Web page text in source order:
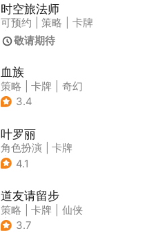
时空旅法师
可预约 策略
卡牌
| 奇幻
敬请期待
血族
策略 卡牌
奇幻
| 血族
3.4
叶罗丽
角色扮演
卡牌
| 影视改编
4.1
道友请留步
策略 卡牌
仙侠
| 卡通
3.7